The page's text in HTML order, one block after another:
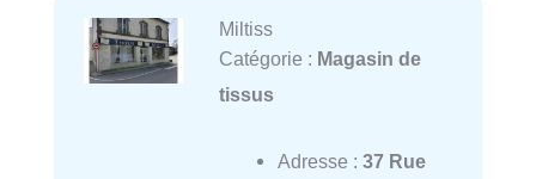
Miltiss
Catégorie : Magasin de
tissus
Adresse : 37 Rue